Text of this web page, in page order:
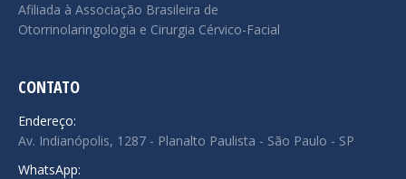
Afiliada à Associação Brasileira de
Otorrinolaringologia e Cirurgia Cérvico-Facial
CONTATO
Endereço:
Av. Indianópolis, 1287 - Planalto Paulista - São Paulo - SP
WhatsApp: